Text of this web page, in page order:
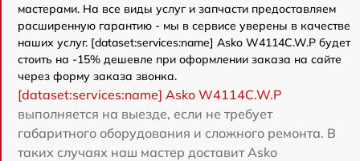
мастерами. На все виды услуг и запчасти предоставляем
расширенную гарантию - мы в сервисе уверены в качестве
наших услуг. [dataset:services:name] Asko W4114C.W.P будет
стоить на -15% дешевле при оформлении заказа на сайте
через форму заказа звонка.
[dataset:services:name] Asko W4114C.W.P
выполняется на выезде, если не требует
габаритного оборудования и сложного ремонта. В
таких случаях наш мастер доставит Asko